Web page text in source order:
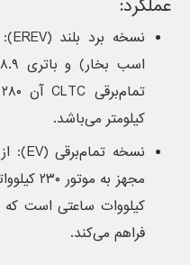
عملکرد:
کیلومتر می‌باشد.
فراهم می‌کند.